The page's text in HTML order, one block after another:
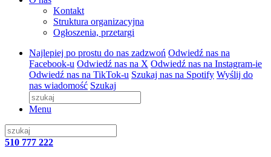
Kontakt
Struktura organizacyjna
Ogłoszenia, przetargi
Najlepiej po prostu do nas zadzwoń Odwiedź nas na
Facebook-u Odwiedź nas na X Odwiedź nas na Instagram-ie
Odwiedź nas na TikTok-u Szukaj nas na Spotify Wyślij do
nas wiadomość Szukaj
Menu
510 777 222